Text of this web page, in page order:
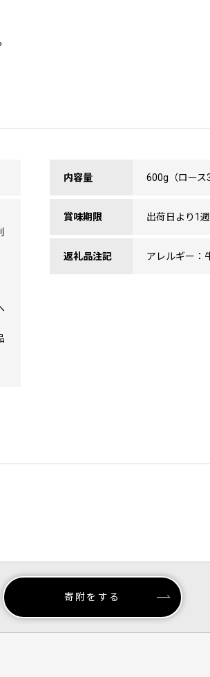
内容量 600g（ロース
賞味期限 出荷日より1
返礼品注記 アレルギー：
寄附をする